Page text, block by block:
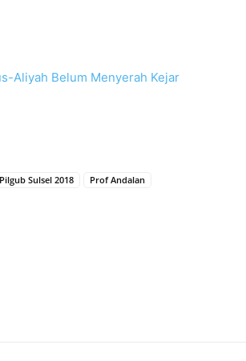
Aliyah Belum Menyerah Kejar
Pilgub Sulsel 2018 Prof Andalan